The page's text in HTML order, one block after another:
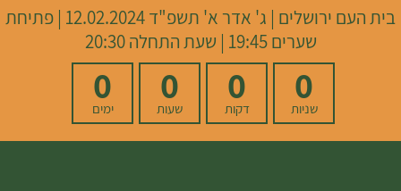
בית העם ירושלים | ג' אדר א' תשפ"ד
12.02.2024 | פתיחת
שערים 19:45 | שעת התחלה 20:30
0
שניות
0
דקות
0
שעות
0
ימים